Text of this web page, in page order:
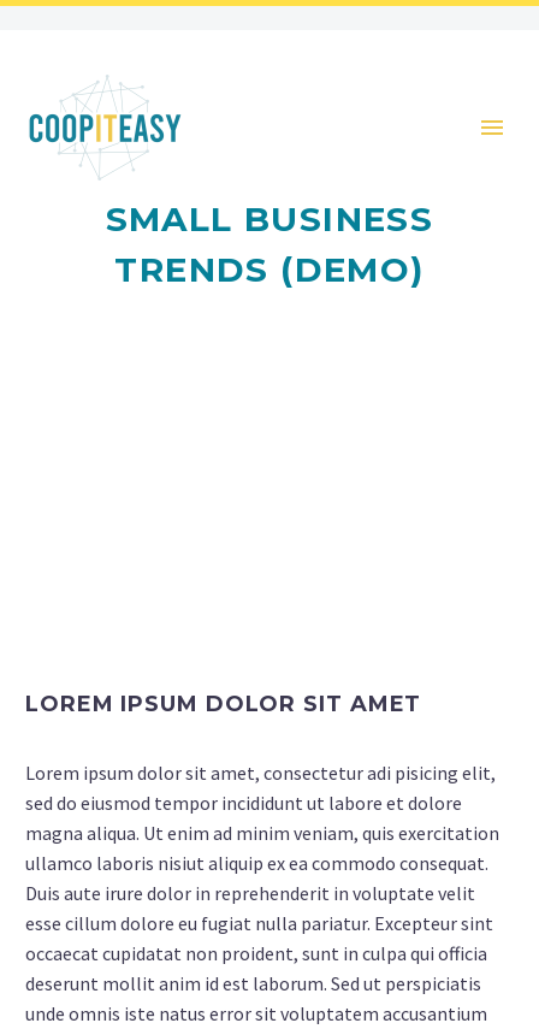
SMALL BUSINESS
TRENDS (DEMO)
LOREM IPSUM DOLOR SIT AMET
Lorem ipsum dolor sit amet, consectetur adi pisicing elit,
sed do eiusmod tempor incididunt ut labore et dolore
magna aliqua. Ut enim ad minim veniam, quis exercitation
ullamco laboris nisiut aliquip ex ea commodo consequat.
Duis aute irure dolor in reprehenderit in voluptate velit
esse cillum dolore eu fugiat nulla pariatur. Excepteur sint
occaecat cupidatat non proident, sunt in culpa qui officia
deserunt mollit anim id est laborum. Sed ut perspiciatis
unde omnis iste natus error sit voluptatem accusantium